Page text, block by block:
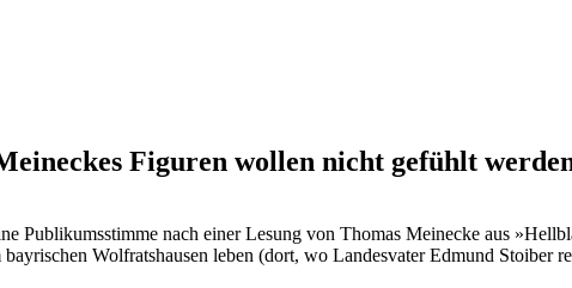
Figuren wollen nicht gefühlt
Publikumsstimme nach einer Lesung von Thomas Meinecke aus
Wolfratshausen leben (dort, wo Landesvater Edmund Stoiber